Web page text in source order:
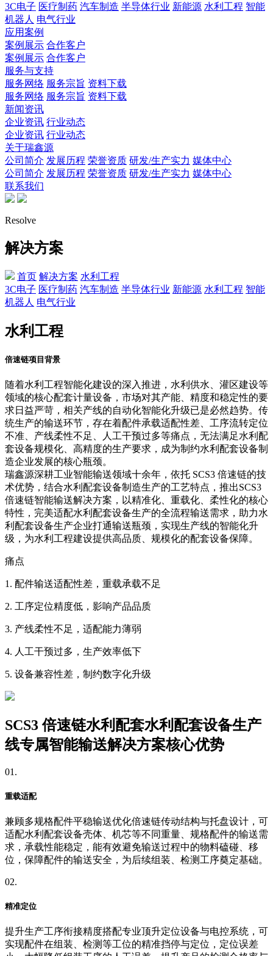
3C电子 医疗制药 汽车制造 半导体行业 新能源 水利工程 智能
机器人 电气行业
应用案例
案例展示 合作客户
案例展示 合作客户
服务与支持
服务网络 服务宗旨 资料下载
服务网络 服务宗旨 资料下载
新闻资讯
企业资讯 行业动态
企业资讯 行业动态
关于瑞鑫源
公司简介 发展历程 荣誉资质 研发/生产实力 媒体中心
公司简介 发展历程 荣誉资质 研发/生产实力 媒体中心
联系我们
Resolve
解决方案
首页 解决方案 水利工程
3C电子 医疗制药 汽车制造 半导体行业 新能源 水利工程 智能
机器人 电气行业
水利工程
倍速链项目背景
随着水利工程智能化建设的深入推进，水利供水、灌区建设等
领域的核心配套计量设备，市场对其产能、精度和稳定性的要
求日益严苛，相关产线的自动化智能化升级已是必然趋势。传
统生产的输送环节，存在着配件承载适配性差、工序流转定位
不准、产线柔性不足、人工干预过多等痛点，无法满足水利配
套设备规模化、高精度的生产要求，成为制约水利配套设备制
造企业发展的核心瓶颈。
瑞鑫源深耕工业智能输送领域十余年，依托 SCS3 倍速链的技
术优势，结合水利配套设备制造生产的工艺特点，推出SCS3
倍速链智能输送解决方案，以精准化、重载化、柔性化的核心
特性，完美适配水利配套设备生产的全流程输送需求，助力水
利配套设备生产企业打通输送瓶颈，实现生产线的智能化升
级，为水利工程建设提供高品质、规模化的配套设备保障。
痛点
1. 配件输送适配性差，重载承载不足
2. 工序定位精度低，影响产品品质
3. 产线柔性不足，适配能力薄弱
4. 人工干预过多，生产效率低下
5. 设备兼容性差，制约数字化升级
SCS3 倍速链水利配套水利配套设备生产
线专属智能输送解决方案核心优势
01.
重载适配
兼顾多规格配件平稳输送优化倍速链传动结构与托盘设计，可
适配水利配套设备壳体、机芯等不同重量、规格配件的输送需
求，承载性能稳定，能有效避免输送过程中的物料磕碰、移
位，保障配件的输送安全，为后续组装、检测工序奠定基础。
02.
精准定位
提升生产工序衔接精度搭配专业顶升定位设备与电控系统，可
实现配件在组装、检测等工位的精准挡停与定位，定位误差